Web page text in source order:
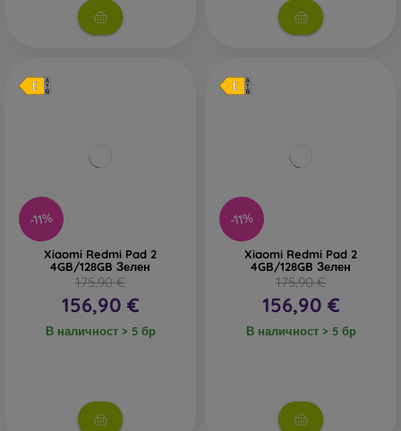
-11%
Xiaomi Redmi Pad 2
4GB/128GB Зелен
175,90 €
156,90 €
В наличност > 5 бр
-11%
Xiaomi Redmi Pad 2
4GB/128GB Зелен
175,90 €
156,90 €
В наличност > 5 бр